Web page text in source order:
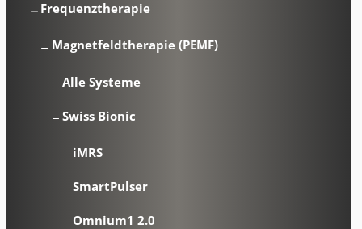
Frequenztherapie
Magnetfeldtherapie (PEMF)
Alle Systeme
Swiss Bionic
iMRS
SmartPulser
Omnium1 2.0